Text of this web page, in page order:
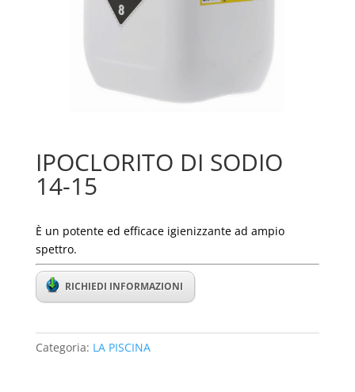
IPOCLORITO DI SODIO
14-15
È un potente ed efficace igienizzante ad ampio
spettro.
RICHIEDI INFORMAZIONI
Categoria: LA PISCINA